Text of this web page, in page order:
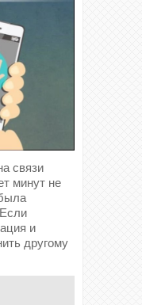
связи
минут не
и
другому